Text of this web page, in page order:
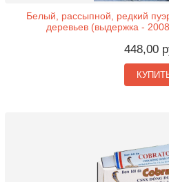
Белый, рассыпной, редкий
деревьев (выдержка -
448,00